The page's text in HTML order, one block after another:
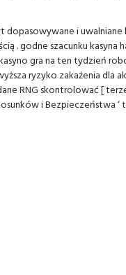
dopasowywane i
. godne szacunku kasyna
gra na ten tydzień
ryzyko zakażenia dla
RNG skontrolować [
i Bezpieczeństwa